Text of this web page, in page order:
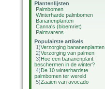
Plantenlijsten
Palmbomen
Winterharde palmbomen
Bananenplanten
Canna's (bloemriet)
Palmvarens
Populairste artikels
1)Verzorging bananenplanten
2)Verzorging van palmen
3)Hoe een bananenplant
beschermen in de winter?
4)De 10 winterhardste
palmbomen ter wereld
5)Zaaien van avocado